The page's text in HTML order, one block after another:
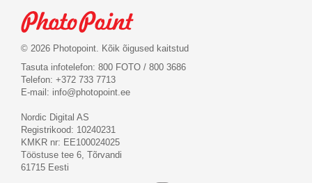
© 2026 Photopoint. Kõik õigused kaitstud
Tasuta infotelefon: 800 FOTO / 800 3686
Telefon: +372 733 7713
E-mail: info@photopoint.ee
Nordic Digital AS
Registrikood: 10240231
KMKR nr: EE100024025
Tööstuse tee 6, Tõrvandi
61715 Eesti